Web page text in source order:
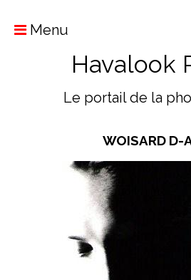
Menu
Havalook
Le portail de la
WOISARD D-